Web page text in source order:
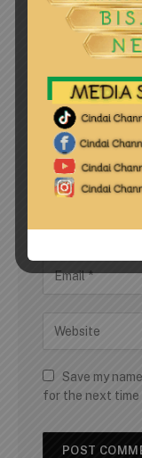
Save my
for the next time